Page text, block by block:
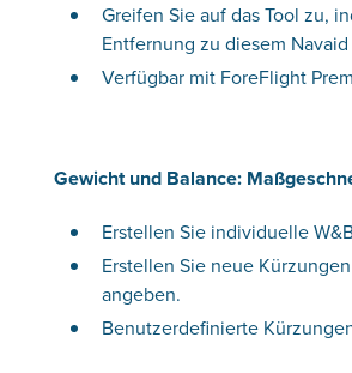
Greifen Sie auf das Tool zu,
Entfernung zu diesem
Verfügbar mit ForeFlight
Gewicht und Balance:
Erstellen Sie individuelle
Erstellen Sie neue
angeben.
Benutzerdefinierte